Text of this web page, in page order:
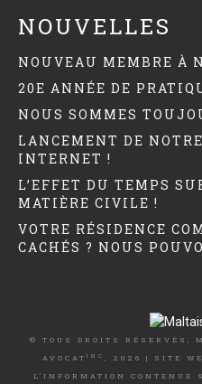
NOUVELLES
NOUVEAU MEMBRE À
20E ANNÉE DE
NOUS SOMMES
LANCEMENT DE
INTERNET !
L’EFFET DU TEMPS
MATIÈRE CIVILE !
VOTRE RÉSIDENCE
CACHÉS ? NOUS
© TOUS DROITS RÉSERVÉS,
AVOCAT INC , 2026 | SITE
L’INFORMATION CONTENUE